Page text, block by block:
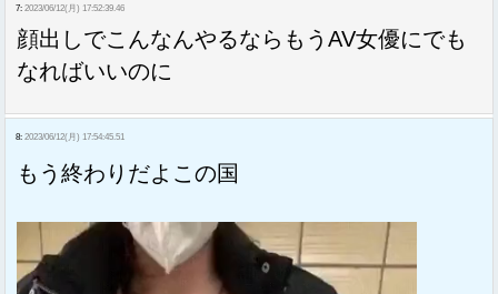
7: 2023/06/12(月) 17:52:39.46
顔出しでこんなんやるならもうAV女優にでも
なればいいのに
8: 2023/06/12(月) 17:54:45.51
もう終わりだよこの国